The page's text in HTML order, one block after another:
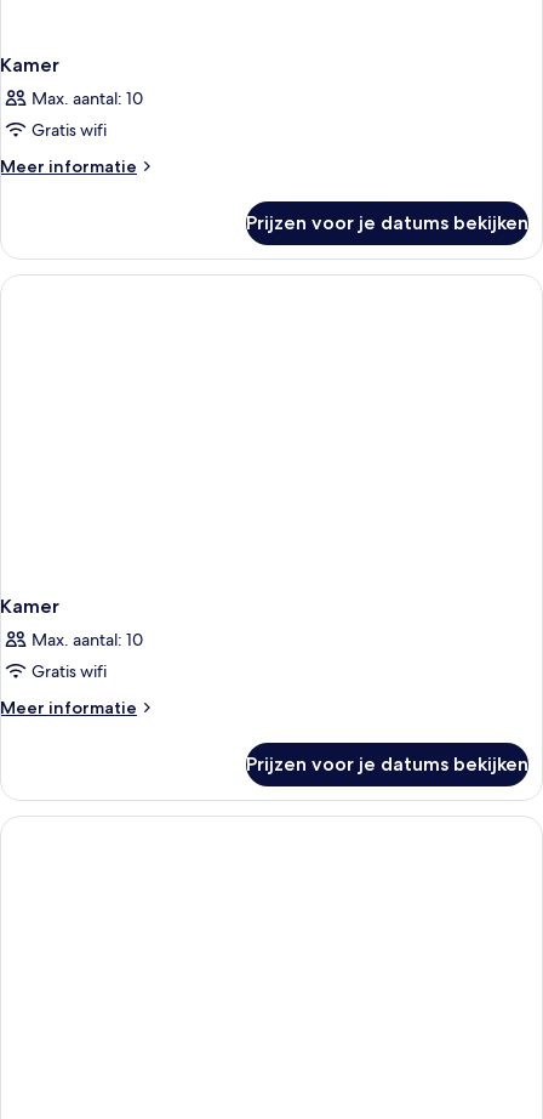
Kamer
Max. aantal: 10
Gratis wifi
Meer informatie
Meer
Prijzen voor je datums bekijken
Kamer
Max. aantal: 10
Gratis wifi
Meer informatie
Meer
Prijzen voor je datums bekijken